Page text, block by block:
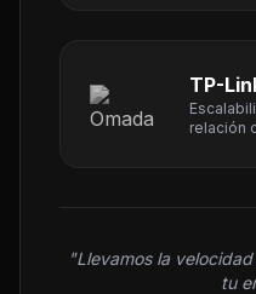
TP-
relación
"Llevamos la
tu